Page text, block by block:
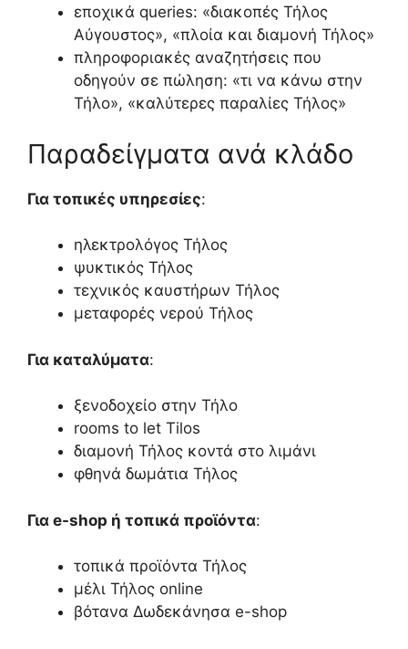
εποχικά queries: «διακοπές Τήλος
Αύγουστος», «πλοία και διαμονή Τήλος»
πληροφοριακές αναζητήσεις που
οδηγούν σε πώληση: «τι να κάνω στην
Τήλο», «καλύτερες παραλίες Τήλος»
Παραδείγματα ανά κλάδο
Για τοπικές υπηρεσίες:
ηλεκτρολόγος Τήλος
ψυκτικός Τήλος
τεχνικός καυστήρων Τήλος
μεταφορές νερού Τήλος
Για καταλύματα:
ξενοδοχείο στην Τήλο
rooms to let Tilos
διαμονή Τήλος κοντά στο λιμάνι
φθηνά δωμάτια Τήλος
Για e-shop ή τοπικά προϊόντα:
τοπικά προϊόντα Τήλος
μέλι Τήλος online
βότανα Δωδεκάνησα e-shop